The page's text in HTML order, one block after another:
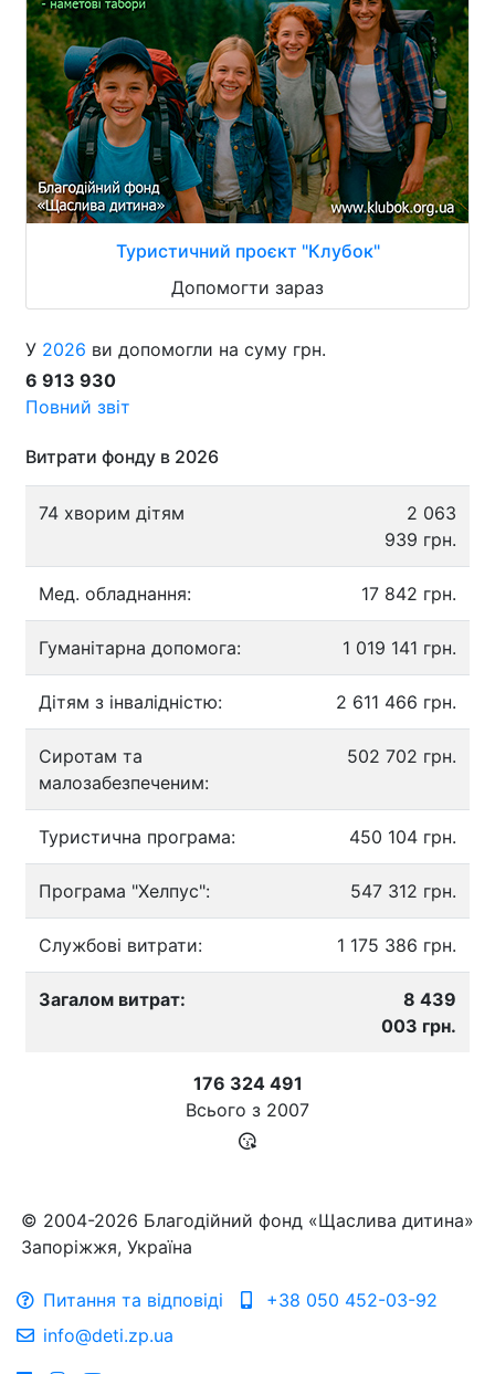
Туристичний проєкт "Клубок"
Допомогти зараз
У 2026 ви допомогли на суму грн.
6 913 930
Повний звіт
Витрати фонду в 2026
74 хворим дітям
2 063
939 грн.
Мед. обладнання: 17 842 грн.
Гуманітарна допомога: 1 019 141 грн.
Дітям з інвалідністю: 2 611 466 грн.
Сиротам та
малозабезпеченим:
502 702 грн.
Туристична програма: 450 104 грн.
Програма "Хелпус": 547 312 грн.
Службові витрати: 1 175 386 грн.
Загалом витрат:
8 439
003 грн.
176 324 491
Всього з 2007
© 2004-2026 Благодійний фонд «Щаслива дитина»
Запоріжжя, Україна
Питання та відповіді
+38 050 452-03-92
info@deti.zp.ua